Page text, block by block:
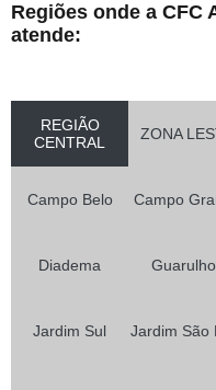
Regiões onde a CFC
atende:
REGIÃO
CENTRAL
ZONA
Campo Belo Campo
Diadema
Jardim Sul Jardim São